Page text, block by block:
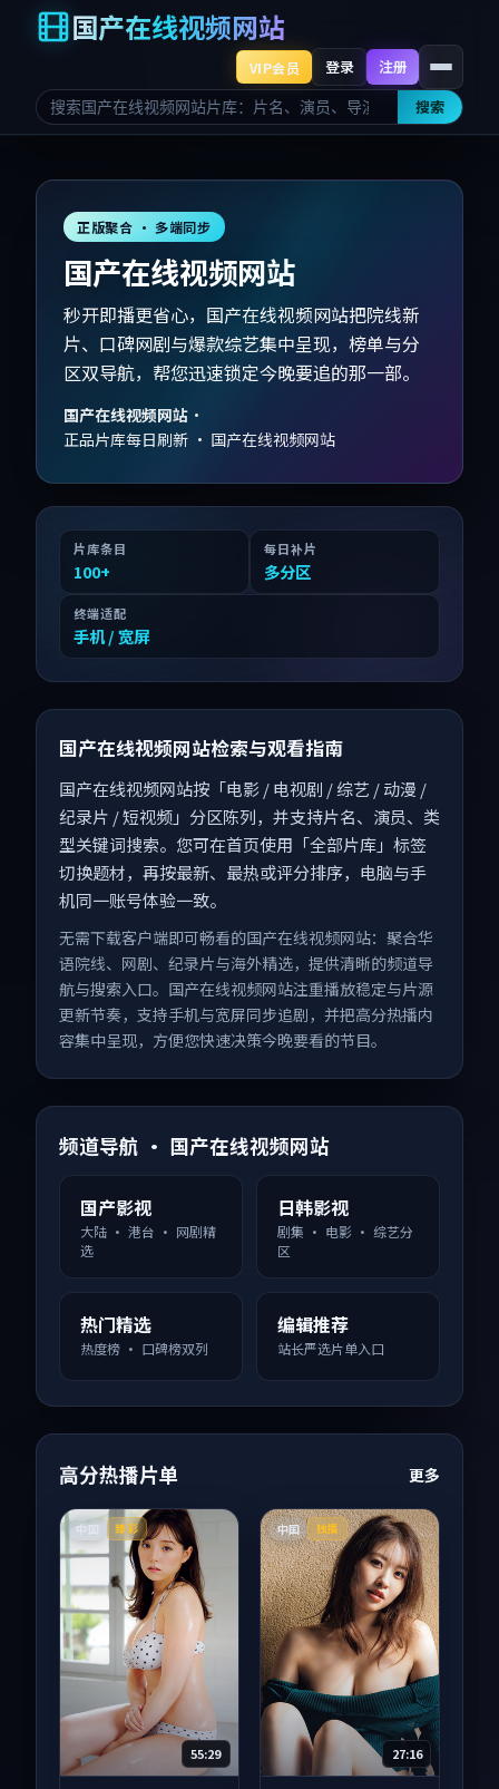
国产在线视频网站
搜索
VIP会员 登录 注册
正版聚合 · 多端同步
国产在线视频网站
秒开即播更省心，国产在线视频网站把院线新
片、口碑网剧与爆款综艺集中呈现，榜单与分
区双导航，帮您迅速锁定今晚要追的那一部。
国产在线视频网站 ·
正品片库每日刷新 · 国产在线视频网站
片库条目
100+
每日补片
多分区
终端适配
手机 / 宽屏
国产在线视频网站检索与观看指南
国产在线视频网站按「电影 / 电视剧 / 综艺 / 动漫 /
纪录片 / 短视频」分区陈列，并支持片名、演员、类
型关键词搜索。您可在首页使用「全部片库」标签
切换题材，再按最新、最热或评分排序，电脑与手
机同一账号体验一致。
无需下载客户端即可畅看的国产在线视频网站：聚合华
语院线、网剧、纪录片与海外精选，提供清晰的频道导
航与搜索入口。国产在线视频网站注重播放稳定与片源
更新节奏，支持手机与宽屏同步追剧，并把高分热播内
容集中呈现，方便您快速决策今晚要看的节目。
频道导航 · 国产在线视频网站
国产影视
大陆 · 港台 · 网剧精
选
日韩影视
剧集 · 电影 · 综艺分
区
热门精选
热度榜 · 口碑榜双列
编辑推荐
站长严选片单入口
高分热播片单 更多
中国 臻彩
55:29
中国 独播
27:16